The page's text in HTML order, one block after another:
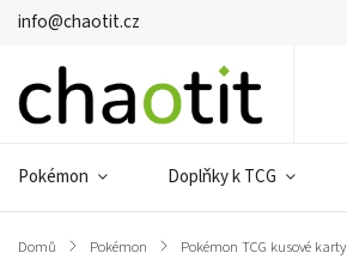
info@chaotit.cz
Pokémon Doplňky k TCG
Domů / Pokémon / Pokémon TCG kusové karty